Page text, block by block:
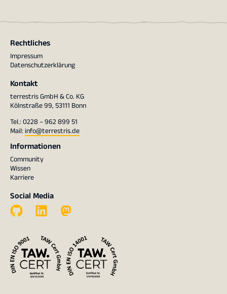
Rechtliches
Impressum
Datenschutzerklärung
Kontakt
terrestris GmbH & Co. KG
Kölnstraße 99, 53111 Bonn
Tel.: 0228 – 962 899 51
Mail: info@terrestris.de
Informationen
Community
Wissen
Karriere
Social Media